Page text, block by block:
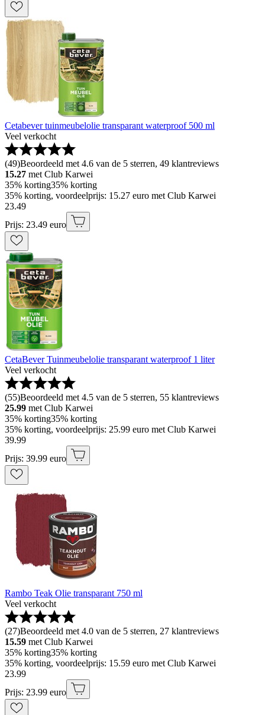
Cetabever tuinmeubelolie transparant waterproof 500 ml
Veel verkocht
(49)Beoordeeld met 4.6 van de 5 sterren, 49 klantreviews
15.27 met Club Karwei
35% korting35% korting
35% korting, voordeelprijs: 15.27 euro met Club Karwei
23.49
Prijs: 23.49 euro
CetaBever Tuinmeubelolie transparant waterproof 1 liter
Veel verkocht
(55)Beoordeeld met 4.5 van de 5 sterren, 55 klantreviews
25.99 met Club Karwei
35% korting35% korting
35% korting, voordeelprijs: 25.99 euro met Club Karwei
39.99
Prijs: 39.99 euro
Rambo Teak Olie transparant 750 ml
Veel verkocht
(27)Beoordeeld met 4.0 van de 5 sterren, 27 klantreviews
15.59 met Club Karwei
35% korting35% korting
35% korting, voordeelprijs: 15.59 euro met Club Karwei
23.99
Prijs: 23.99 euro